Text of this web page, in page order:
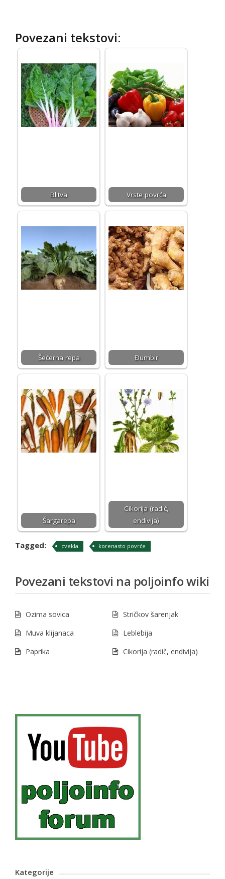
Povezani tekstovi:
Blitva Vrste povrća
Šećerna repa Đumbir
Šargarepa
Cikorija (radič,
endivija)
Tagged: cvekla korenasto povrće
Povezani tekstovi na poljoinfo wiki
Ozima sovica
Stričkov šarenjak
Muva klijanaca
Leblebija
Paprika
Cikorija (radič, endivija)
Kategorije